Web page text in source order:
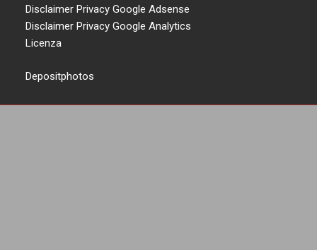
Disclaimer Privacy Google Adsense
Disclaimer Privacy Google Analytics
Licenza
Depositphotos